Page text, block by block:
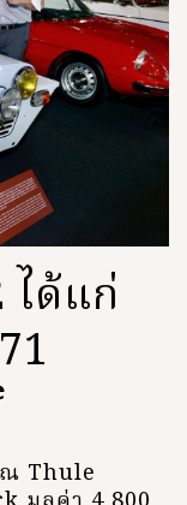
ได้แก่
ณ Thule